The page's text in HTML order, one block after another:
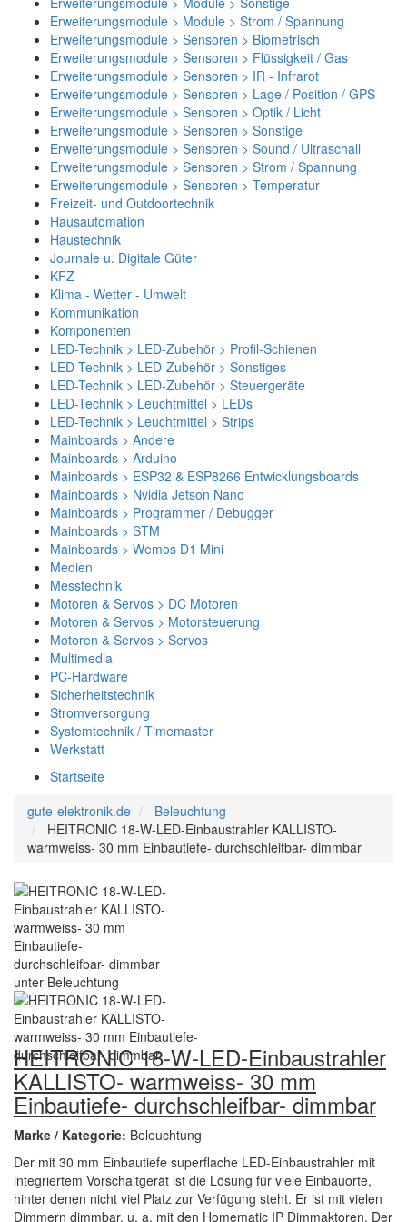
Erweiterungsmodule > Module > Strom / Spannung
Erweiterungsmodule > Sensoren > Biometrisch
Erweiterungsmodule > Sensoren > Flüssigkeit / Gas
Erweiterungsmodule > Sensoren > IR - Infrarot
Erweiterungsmodule > Sensoren > Lage / Position / GPS
Erweiterungsmodule > Sensoren > Optik / Licht
Erweiterungsmodule > Sensoren > Sonstige
Erweiterungsmodule > Sensoren > Sound / Ultraschall
Erweiterungsmodule > Sensoren > Strom / Spannung
Erweiterungsmodule > Sensoren > Temperatur
Freizeit- und Outdoortechnik
Hausautomation
Haustechnik
Journale u. Digitale Güter
KFZ
Klima - Wetter - Umwelt
Kommunikation
Komponenten
LED-Technik > LED-Zubehör > Profil-Schienen
LED-Technik > LED-Zubehör > Sonstiges
LED-Technik > LED-Zubehör > Steuergeräte
LED-Technik > Leuchtmittel > LEDs
LED-Technik > Leuchtmittel > Strips
Mainboards > Andere
Mainboards > Arduino
Mainboards > ESP32 & ESP8266 Entwicklungsboards
Mainboards > Nvidia Jetson Nano
Mainboards > Programmer / Debugger
Mainboards > STM
Mainboards > Wemos D1 Mini
Medien
Messtechnik
Motoren & Servos > DC Motoren
Motoren & Servos > Motorsteuerung
Motoren & Servos > Servos
Multimedia
PC-Hardware
Sicherheitstechnik
Stromversorgung
Systemtechnik / Timemaster
Werkstatt
Startseite
gute-elektronik.de
Beleuchtung
HEITRONIC 18-W-LED-Einbaustrahler KALLISTO-
warmweiss- 30 mm Einbautiefe- durchschleifbar- dimmbar
HEITRONIC 18-W-LED-Einbaustrahler
KALLISTO- warmweiss- 30 mm
Einbautiefe- durchschleifbar- dimmbar
Marke / Kategorie: Beleuchtung
Der mit 30 mm Einbautiefe superflache LED-Einbaustrahler mit
integriertem Vorschaltgerät ist die Lösung für viele Einbauorte,
hinter denen nicht viel Platz zur Verfügung steht. Er ist mit vielen
Dimmern dimmbar, u. a. mit den Homematic IP Dimmaktoren. Der